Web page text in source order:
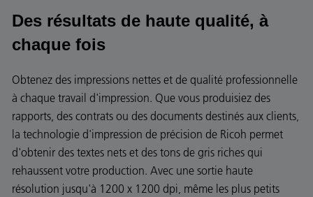
Des résultats de haute qualité, à
chaque fois
Obtenez des impressions nettes et de qualité professionnelle
à chaque travail d'impression. Que vous produisiez des
rapports, des contrats ou des documents destinés aux clients,
la technologie d'impression de précision de Ricoh permet
d'obtenir des textes nets et des tons de gris riches qui
rehaussent votre production. Avec une sortie haute
résolution jusqu'à 1200 x 1200 dpi, même les plus petits